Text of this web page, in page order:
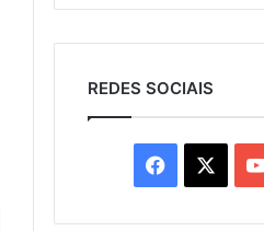
REDES SOCIAIS
Facebook